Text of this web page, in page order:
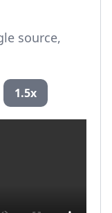
source,
1.5x